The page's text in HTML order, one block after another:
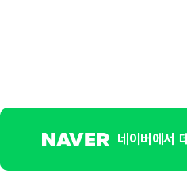
네이버에서